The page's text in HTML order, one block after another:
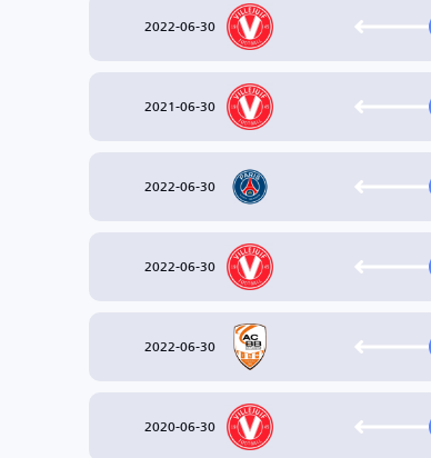
2022-06-30
2021-06-30
2022-06-30
2022-06-30
2022-06-30
2020-06-30